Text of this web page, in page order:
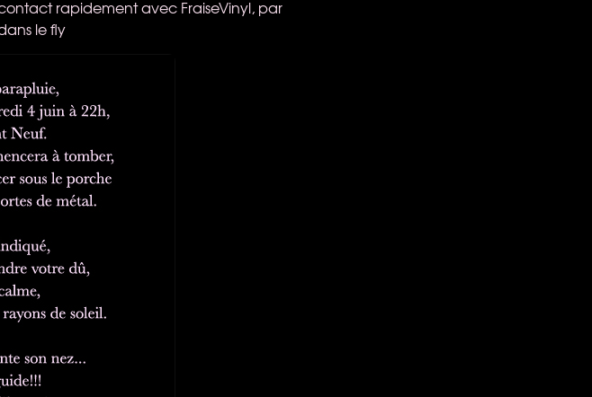
rapidement avec FraiseVinyl, par
le fly